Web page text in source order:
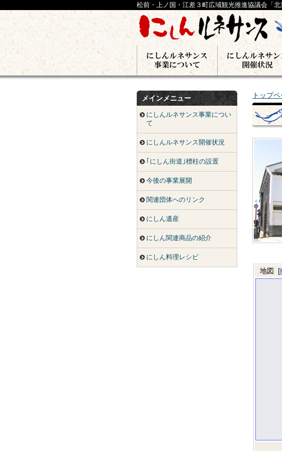
松前・上ノ国・江差３町広域観光推進協議会「北
トップ
地図 [
メインメニュー
にしんルネサンス事業につい
て
にしんルネサンス開催状況
｢にしん街道｣標柱の設置
今後の事業展開
関連団体へのリンク
にしん遺産
にしん関連商品の紹介
にしん料理レシピ